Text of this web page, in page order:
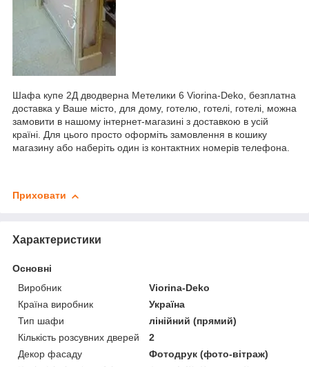
Шафа купе 2Д дводверна Метелики 6 Viorina-Deko, безплатна
доставка у Ваше місто, для дому, готелю, готелі, готелі, можна
замовити в нашому інтернет-магазині з доставкою в усій
країні. Для цього просто оформіть замовлення в кошику
магазину або наберіть один із контактних номерів телефона.
Приховати
Характеристики
Основні
Виробник
Viorina-Deko
Країна виробник
Україна
Тип шафи
лінійний (прямий)
Кількість розсувних дверей
2
Декор фасаду
Фотодрук (фото-вітраж)